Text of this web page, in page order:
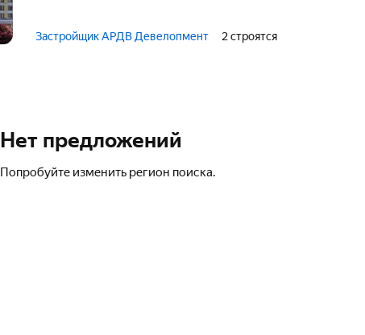
Застройщик АРДВ Девелопмент
2 строятся
Нет предложений
Попробуйте изменить регион поиска.